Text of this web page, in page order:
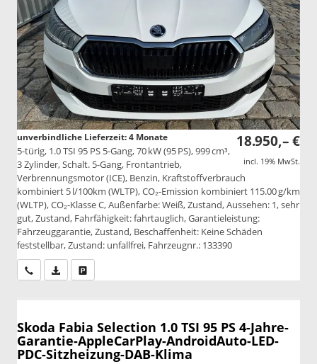
18.950,– €
incl. 19% MwSt.
unverbindliche Lieferzeit:4 Monate
5-türig, 1.0 TSI 95 PS 5-Gang, 70 kW (95 PS), 999 cm³,
3 Zylinder, Schalt. 5-Gang, Frontantrieb,
Verbrennungsmotor (ICE), Benzin, Kraftstoffverbrauch
kombiniert 5 l/100km (WLTP), CO₂-Emission kombiniert 115.00 g/km
(WLTP), CO₂-Klasse C, Außenfarbe: Weiß, Zustand, Aussehen: 1, sehr
gut, Zustand, Fahrfähigkeit: fahrtauglich, Garantieleistung:
Fahrzeuggarantie, Zustand, Beschaffenheit: Keine Schäden
feststellbar, Zustand: unfallfrei, Fahrzeugnr.: 133390
Wir rufen Sie anPDF-Datei, Fahrzeugexposé drucken
Skoda Fabia Selection 1.0 TSI 95 PS 4-Jahre-
Garantie-AppleCarPlay-AndroidAuto-LED-
PDC-Sitzheizung-DAB-Klima